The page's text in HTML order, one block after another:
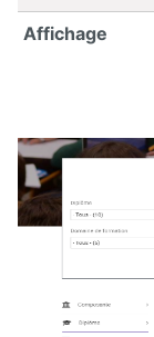
Affichage